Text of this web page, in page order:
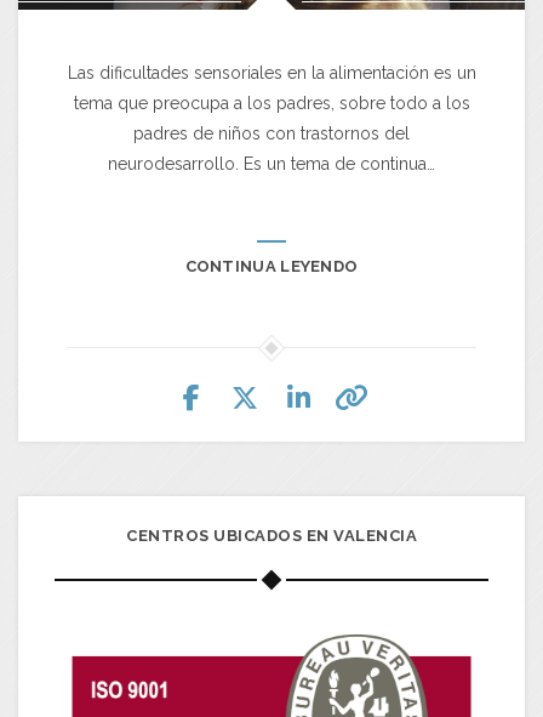
Las dificultades sensoriales en la alimentación es un
tema que preocupa a los padres, sobre todo a los
padres de niños con trastornos del
neurodesarrollo. Es un tema de continua…
CONTINUA LEYENDO
CENTROS UBICADOS EN VALENCIA